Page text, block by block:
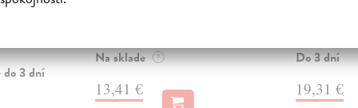
čas
do 3 dní
Na sklade ?
13,41 €
i blízka
Do 3 dní
19,31 €